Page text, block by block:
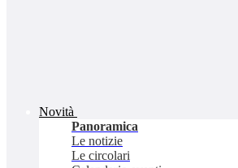
Novità
Panoramica
Le notizie
Le circolari